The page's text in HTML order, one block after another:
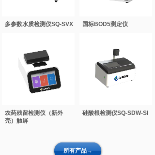
所有产品→
多参数水质检测仪SQ-SVX 国标BOD5测定仪
农药残留检测仪（新外
壳）触屏
硅酸根检测仪SQ-SDW-SI